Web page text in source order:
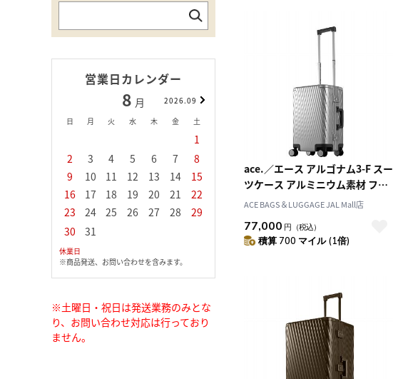
営業日カレンダー
8 月
2026.09
日
月 火 水 木 金 土
1
2
3 4 5 6 7
8
9
10 11 12 13 14
15
16
17 18 19 20 21
22
23
24 25 26 27 28
29
30
31
9月
2026.10
水 木 金
2 3 4
9 10 11
14 15 16 17 18
19
21 22
26
休業日
※商品発送、お問い合わせを含みます。
※土曜日・祝日は発送業務のみとな
り、お問い合わせ対応は行っており
ません。
ace.／エース アルゴナム3-F スー
ツケース アルミニウム素材 フレ
ームタイプ 33リットル 機内持ち
ACE BAGS＆LUGGAGE JAL Mall店
77,000 円 （税込）
積算 700 マイル (1倍)